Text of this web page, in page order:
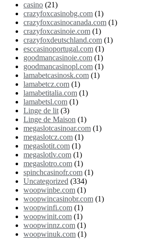
casino (21)
crazyfoxcasinobg.com (1)
crazyfoxcasinocanada.com (1)
crazyfoxcasinoie.com (1)
crazyfoxdeutschland.com (1)
esccasinoportugal.com (1)
goodmancasinoie.com (1)
goodmancasinopl.com (1)
lamabetcasinosk.com (1)
lamabetcz.com (1)
lamabetitalia.com (1)
lamabetsl.com (1)
Linge de lit (3)
Linge de Maison (1)
megaslotcasinoar.com (1)
megaslotcz.com (1)
megaslotit.com (1)
megaslotlv.com (1)
megaslotro.com (1)
spinchcasinofr.com (1)
Uncategorized (334)
woopwinbe.com (1)
woopwincasinobr.com (1)
woopwinfi.com (1)
woopwinit.com (1)
woopwinnz.com (1)
woopwinuk.com (1)